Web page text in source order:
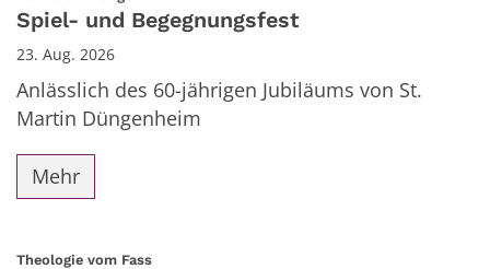
Spiel- und Begegnungsfest
23. Aug. 2026
Anlässlich des 60-jährigen Jubiläums von St.
Martin Düngenheim
Mehr
Theologie vom Fass: